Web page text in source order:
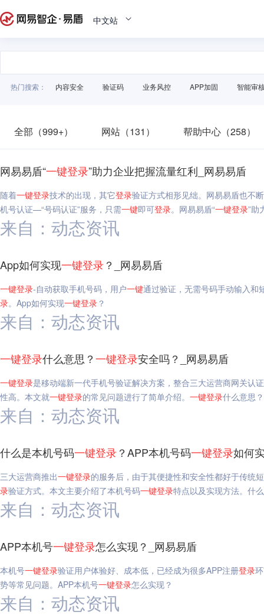
中文站
热门搜索： 内容安全 验证码 业务风控 APP加固 智能审
全部（999+） 网站（131） 帮助中心（258）
网易易盾“一键登录”助力企业把握流量红利_网易易盾
随着一键登录技术的出现，其它登录验证方式相形见绌。网易易盾也不
机号认证—“号码认证”服务，只需一键即可登录。网易易盾“一键登录”助
来自：动态资讯
App如何实现一键登录？_网易易盾
一键登录-自动获取手机号码，用户一键通过验证，无需号码手动输入和
录。App如何实现一键登录 ？
来自：动态资讯
一键登录什么意思？一键登录安全吗？_网易易盾
一键登录是移动端新一代手机号验证解决方案，整合三大运营商网关认
性高。本文就一键登录的常见问题进行了简单介绍。 一键登录什么意思？
来自：动态资讯
什么是本机号码一键登录？APP本机号码一键登录如何
三大运营商推出一键登录的服务后，由于其便捷性和安全性都好于传统
录验证方式。本文主要介绍了本机号码一键登录特点以及实现方法。什
来自：动态资讯
APP本机号一键登录怎么实现？_网易易盾
本机号一键登录验证用户体验好、成本低，已经成为很多APP注册登录
势等常见问题。APP本机号一键登录怎么实现？
来自：动态资讯